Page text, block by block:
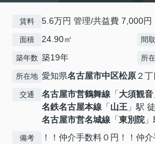
賃料 5.6万円 管理/共益費 7,000円
面積 24.90㎡ 間
築年数 築19年 所
所在地 愛知県名古屋市中区松原２丁
交通 名古屋市営鶴舞線 「大須観音
名鉄名古屋本線 「山王 」駅
名古屋市営名城線 「東別院
備考
！！仲介手数料０円！！仲介